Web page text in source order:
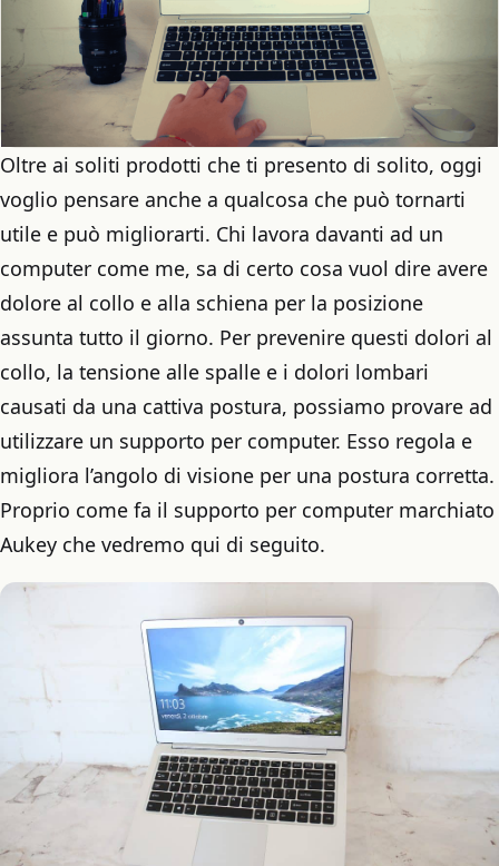
Oltre ai soliti prodotti che ti presento di solito, oggi
voglio pensare anche a qualcosa che può tornarti
utile e può migliorarti. Chi lavora davanti ad un
computer come me, sa di certo cosa vuol dire avere
dolore al collo e alla schiena per la posizione
assunta tutto il giorno. Per prevenire questi dolori al
collo, la tensione alle spalle e i dolori lombari
causati da una cattiva postura, possiamo provare ad
utilizzare un supporto per computer. Esso regola e
migliora l’angolo di visione per una postura corretta.
Proprio come fa il supporto per computer marchiato
Aukey che vedremo qui di seguito.